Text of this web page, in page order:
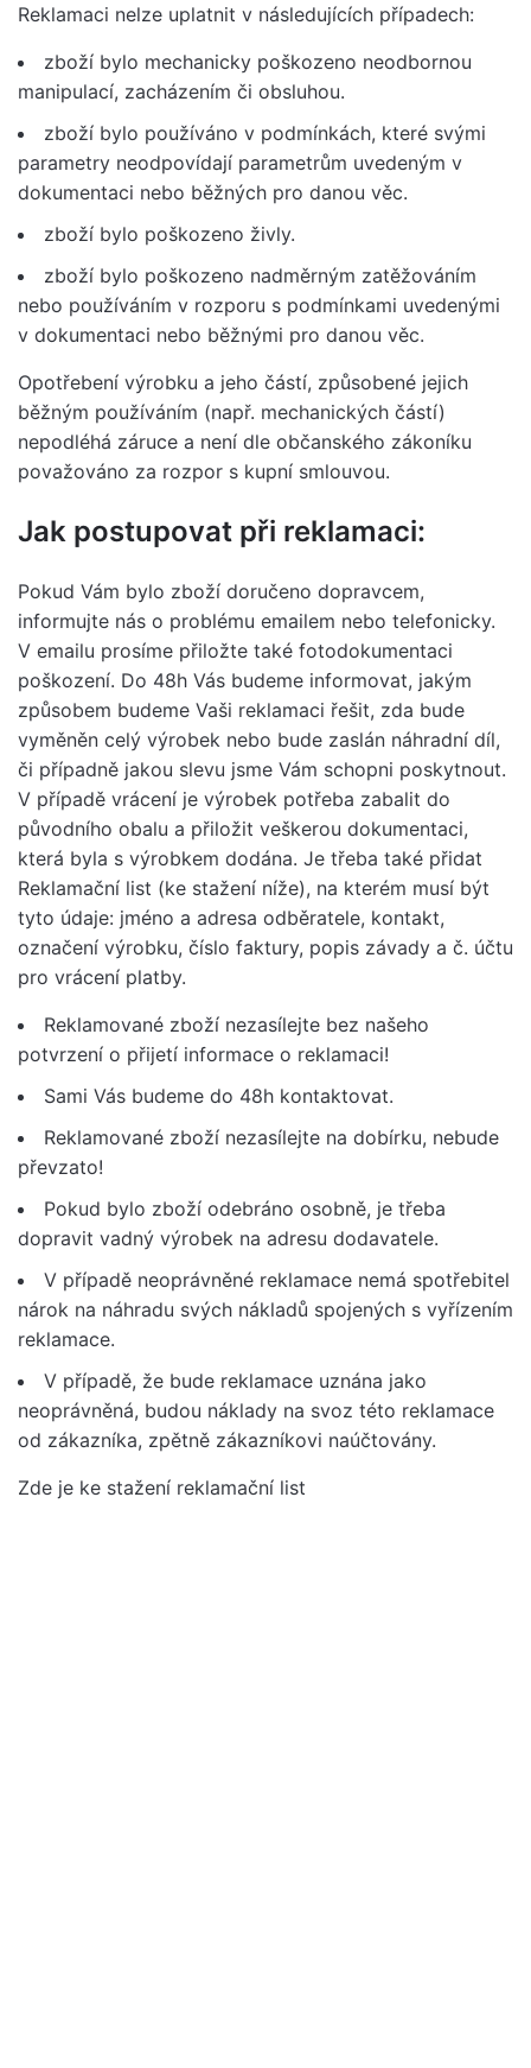
Reklamaci nelze uplatnit v následujících případech:
zboží bylo mechanicky poškozeno neodbornou
manipulací, zacházením či obsluhou.
zboží bylo používáno v podmínkách, které svými
parametry neodpovídají parametrům uvedeným v
dokumentaci nebo běžných pro danou věc.
zboží bylo poškozeno živly.
zboží bylo poškozeno nadměrným zatěžováním
nebo používáním v rozporu s podmínkami uvedenými
v dokumentaci nebo běžnými pro danou věc.
Opotřebení výrobku a jeho částí, způsobené jejich
běžným používáním (např. mechanických částí)
nepodléhá záruce a není dle občanského zákoníku
považováno za rozpor s kupní smlouvou.
Jak postupovat při reklamaci:
Pokud Vám bylo zboží doručeno dopravcem,
informujte nás o problému emailem nebo telefonicky.
V emailu prosíme přiložte také fotodokumentaci
poškození. Do 48h Vás budeme informovat, jakým
způsobem budeme Vaši reklamaci řešit, zda bude
vyměněn celý výrobek nebo bude zaslán náhradní díl,
či případně jakou slevu jsme Vám schopni poskytnout.
V případě vrácení je výrobek potřeba zabalit do
původního obalu a přiložit veškerou dokumentaci,
která byla s výrobkem dodána. Je třeba také přidat
Reklamační list (ke stažení níže), na kterém musí být
tyto údaje: jméno a adresa odběratele, kontakt,
označení výrobku, číslo faktury, popis závady a č. účtu
pro vrácení platby.
Reklamované zboží nezasílejte bez našeho
potvrzení o přijetí informace o reklamaci!
Sami Vás budeme do 48h kontaktovat.
Reklamované zboží nezasílejte na dobírku, nebude
převzato!
Pokud bylo zboží odebráno osobně, je třeba
dopravit vadný výrobek na adresu dodavatele.
V případě neoprávněné reklamace nemá spotřebitel
nárok na náhradu svých nákladů spojených s vyřízením
reklamace.
V případě, že bude reklamace uznána jako
neoprávněná, budou náklady na svoz této reklamace
od zákazníka, zpětně zákazníkovi naúčtovány.
Zde je ke stažení reklamační list